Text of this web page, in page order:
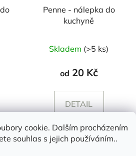
cookie. Dalším procházením
souhlas s jejich používáním..
Penne - nálepka do
kuchyně
Skladem (>5 ks)
od 20 Kč
DETAIL